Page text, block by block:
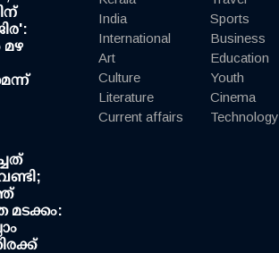
മടക്കം:
India
International
Art
Culture
Literature
Current affairs
Sports
Business
Education
Youth
Cinema
Technology